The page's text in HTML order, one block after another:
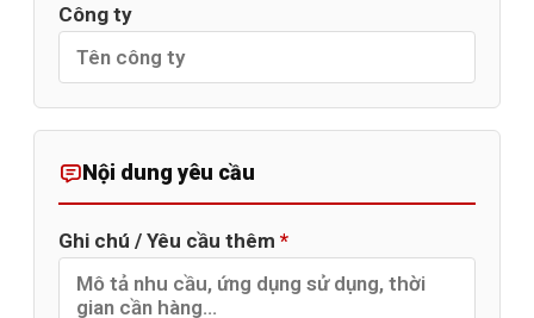
Công ty
Nội dung yêu cầu
Ghi chú / Yêu cầu thêm *